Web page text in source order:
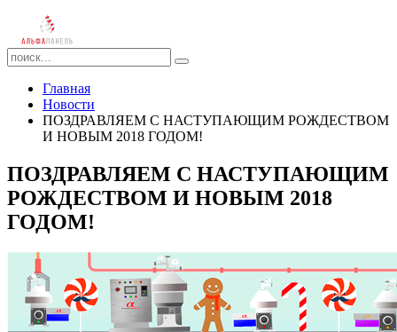
Главная
Новости
ПОЗДРАВЛЯЕМ С НАСТУПАЮЩИМ РОЖДЕСТВОМ
И НОВЫМ 2018 ГОДОМ!
ПОЗДРАВЛЯЕМ С НАСТУПАЮЩИМ
РОЖДЕСТВОМ И НОВЫМ 2018
ГОДОМ!